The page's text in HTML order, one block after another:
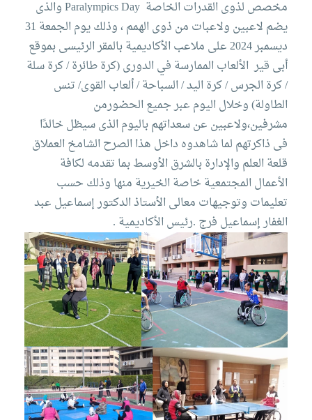
التدريب
والخدمة
المجتمعية
الإستشارات
روابط الكليات المقرات الحياة
بالأكاديمية
المراكز المعاهدالمجمعاتالعمادات
تواصل
معنا
خريطة
الموقع
مخصص لذوى القدرات الخاصة Paralympics Day والذى
يضم لاعبين ولاعبات من ذوى الهمم ، وذلك يوم الجمعة 31
ديسمبر 2024 على ملاعب الأكاديمية بالمقر الرئيسى بموقع
أبى قير الألعاب الممارسة في الدورى (كرة طائرة / كرة سلة
/ كرة الجرس / كرة اليد / السباحة / ألعاب القوى/ تنس
الطاولة) وخلال اليوم عبر جميع الحضورمن
مشرفين،ولاعبين عن سعداتهم باليوم الذى سيظل خالدًا
فى ذاكرتهم لما شاهدوه داخل هذا الصرح الشامخ العملاق
قلعة العلم والإدارة بالشرق الأوسط بما تقدمه لكافة
الأعمال المجتمعية خاصة الخيرية منها وذلك حسب
تعليمات وتوجيهات معالى الأستاذ الدكتور إسماعيل عبد
الغفار إسماعيل فرج .رئيس الأكاديمية .